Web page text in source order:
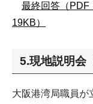
最終回答（PDF
19KB）
5.現地説明会
大阪港湾局職員が